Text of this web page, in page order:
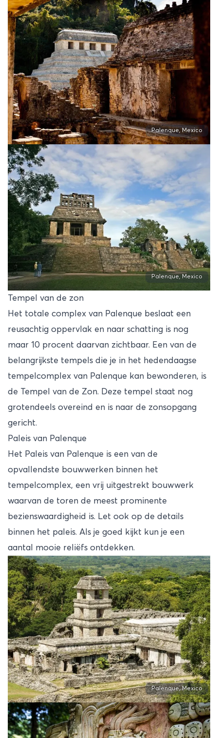
Palenque, Mexico
Palenque, Mexico
Tempel van de zon
Het totale complex van Palenque beslaat een
reusachtig oppervlak en naar schatting is nog
maar 10 procent daarvan zichtbaar. Een van de
belangrijkste tempels die je in het hedendaagse
tempelcomplex van Palenque kan bewonderen, is
de Tempel van de Zon. Deze tempel staat nog
grotendeels overeind en is naar de zonsopgang
gericht.
Paleis van Palenque
Het Paleis van Palenque is een van de
opvallendste bouwwerken binnen het
tempelcomplex, een vrij uitgestrekt bouwwerk
waarvan de toren de meest prominente
bezienswaardigheid is. Let ook op de details
binnen het paleis. Als je goed kijkt kun je een
aantal mooie reliëfs ontdekken.
Palenque, Mexico